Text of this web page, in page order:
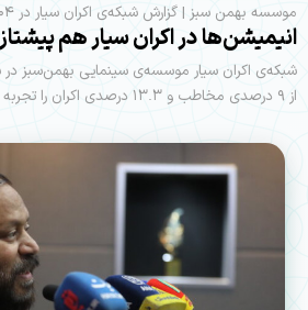
موسسه بهمن سبز | گزارش شبکه‌ی اکران سیار در ۱۴۰۴؛
انیمیشن‌ها در اکران سیار هم
از ۹ درصدی مخاطب و ۱۳.۳ درصدی اکران را تجربه کند.